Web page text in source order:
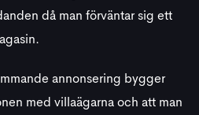
då man förväntar sig ett
annonsering bygger
med villaägarna och att man